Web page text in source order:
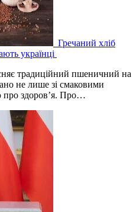
Гречаний хліб
українці
традиційний пшеничний на
не лише зі смаковими
про здоров’я. Про…